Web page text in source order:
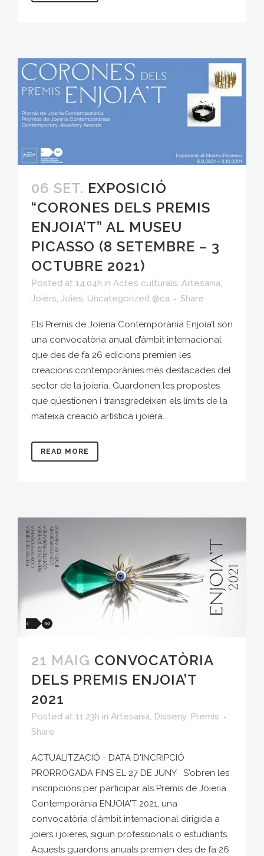
06 SET. EXPOSICIÓ
“CORONES DELS PREMIS
ENJOIA’T” AL MUSEU
PICASSO (8 SETEMBRE – 3
OCTUBRE 2021)
Posted at 14:04h in Actes culturals, Artesania,
Joiers, Joies, Uncategorized @ca Share
Els Premis de Joieria Contemporània Enjoia’t són
una convocatòria anual d’àmbit internacional
que des de fa 26 edicions premien les
creacions contemporànies més destacades del
sector de la joieria. Guardonen les propostes
que qüestionen i transgredeixen els límits de la
mateixa creació artística i joiera...
READ MORE
21 MAIG CONVOCATÒRIA
DELS PREMIS ENJOIA’T
2021
Posted at 11:23h in Artesania, Disseny, Premis
Share
ACTUALITZACIÓ - DATA D'INCRIPCIÓ
PRORROGADA FINS EL 27 DE JUNY S'obren les
inscripcions per participar als Premis de Joieria
Contemporània ENJOIA'T 2021, una
convocatòria d'àmbit internacional dirigida a
joiers i joieres, siguin professionals o estudiants.
Aquests guardons anuals premien des de fa 26